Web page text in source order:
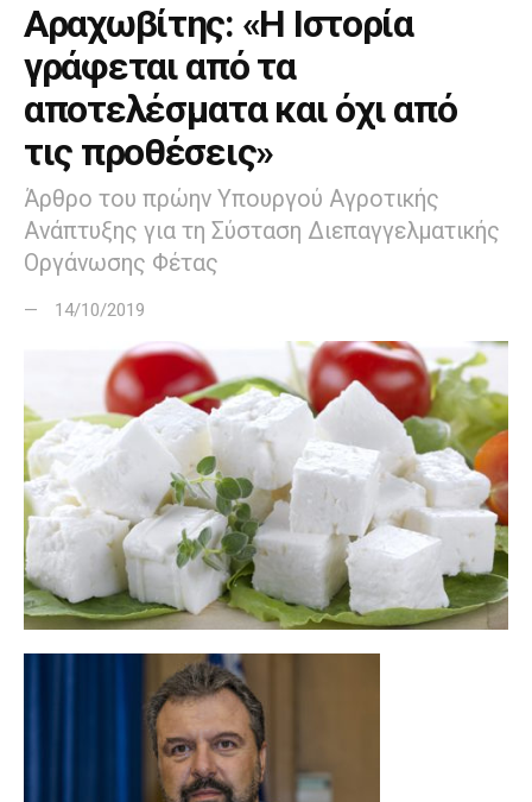
Αραχωβίτης: «Η Ιστορία
γράφεται από τα
αποτελέσματα και όχι από
τις προθέσεις»
Άρθρο του πρώην Υπουργού Αγροτικής
Ανάπτυξης για τη Σύσταση Διεπαγγελματικής
Οργάνωσης Φέτας
14/10/2019